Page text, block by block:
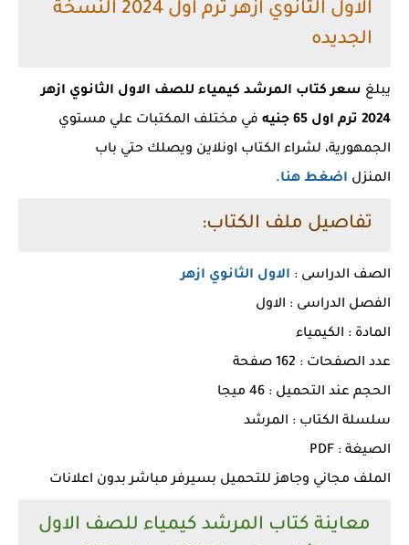
الاول الثانوي ازهر ترم اول 2024 النسخة
الجديده
يبلغ سعر كتاب المرشد كيمياء للصف الاول الثانوي ازهر
2024 ترم اول 65 جنيه
في مختلف المكتبات علي مستوي
الجمهورية، لشراء الكتاب اونلاين ويصلك حتي باب
المنزل اضغط هنا.
تفاصيل ملف الكتاب:
الصف الدراسى : الاول الثانوي ازهر
الفصل الدراسى : الاول
المادة : الكيمياء
عدد الصفحات : 162 صفحة
الحجم عند التحميل : 46 ميجا
سلسلة الكتاب : المرشد
الصيغة : PDF
الملف مجاني وجاهز للتحميل بسيرفر مباشر بدون اعلانات
معاينة كتاب المرشد كيمياء للصف الاول